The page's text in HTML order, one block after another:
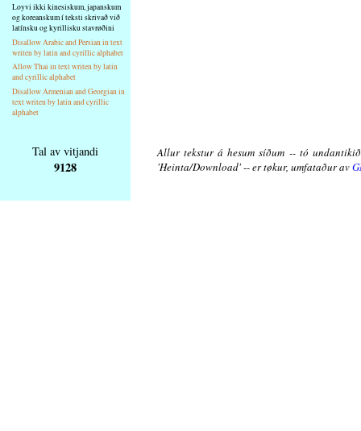
Loyvi ikki kinesiskum, japanskum
og koreanskum í teksti skrivað við
latínsku og kyrillisku stavrøðini
Disallow Arabic and Persian in text
writen by latin and cyrillic alphabet
Allow Thai in text writen by latin
and cyrillic alphabet
Disallow Armenian and Georgian in
text writen by latin and cyrillic
alphabet
Tal av vitjandi
9128
Allur tekstur á hesum síðum -- tó
'Heinta/Download' -- er tøkur, umfataður av